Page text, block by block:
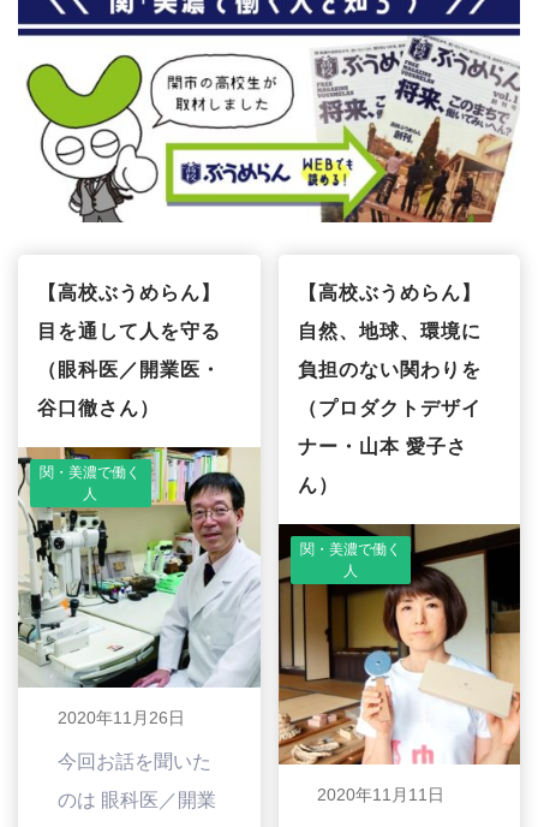
【高校ぶうめらん】
目を通して人を守る
（眼科医／開業医・
谷口徹さん）
関・美濃で働く
人
2020年11月26日
今回お話を聞いた
のは 眼科医／開業
【高校ぶうめらん】
自然、地球、環境に
負担のない関わりを
（プロダクトデザイ
ナー・山本 愛子さ
ん）
関・美濃で働く
人
2020年11月11日